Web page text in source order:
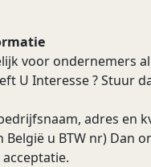
voor ondernemers
U Interesse ? Stuur
adres en
België u BTW nr) Dan